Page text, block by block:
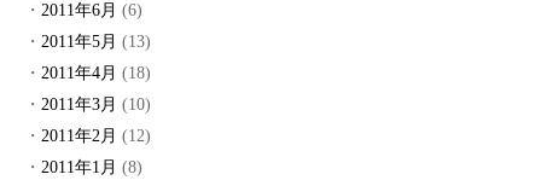
2011年6月 (6)
2011年5月 (13)
2011年4月 (18)
2011年3月 (10)
2011年2月 (12)
2011年1月 (8)